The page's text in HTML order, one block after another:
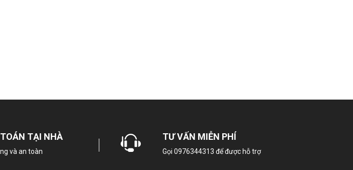
x 102.7cm x 36.1cm
(Ngang x cao x dày)
x 96.4cm x 5.99cm
TẠI NHÀ
và an toàn
TƯ VẤN MIỄN PHÍ
Gọi 0976344313 để được hỗ trợ